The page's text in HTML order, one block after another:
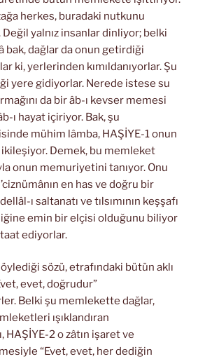
herkes, buradaki nutkunu
Değil yalnız insanlar dinliyor; belki
bak, dağlar da onun getirdiği
ki, yerlerinden kımıldanıyorlar. Şu
yere gidiyorlar. Nerede istese su
da bir âb-ı kevser memesi
ı hayat içiriyor. Bak, şu
mühim lâmba, HAŞİYE-1 onun
Demek, bu memleket
onun memuriyetini tanıyor. Onu
en has ve doğru bir
ı saltanatı ve tılsımının keşşafı
emin bir elçisi olduğunu biliyor
ediyorlar.
sözü, etrafındaki bütün aklı
evet, doğrudur”
Belki şu memlekette dağlar,
ışıklandıran
HAŞİYE-2 o zâtın işaret ve
“Evet, evet, her dediğin